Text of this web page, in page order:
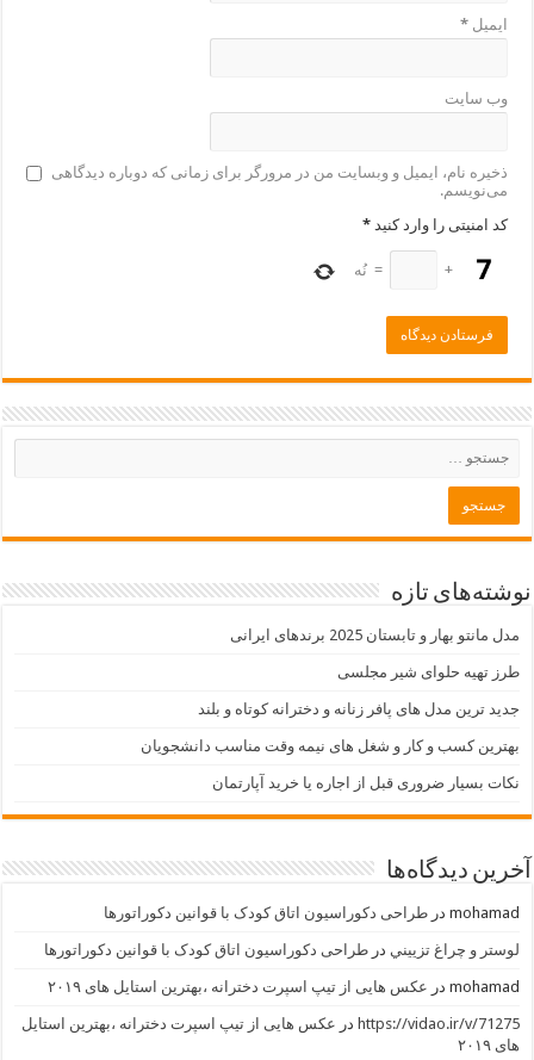
ایمیل*
وب‌ سایت
ذخیره نام، ایمیل و وبسایت من در مرورگر برای زمانی که دوباره دیدگاهی
می‌نویسم.
کد امنیتی را وارد کنید *
+
= نُه
نوشته‌های تازه
مدل مانتو بهار و تابستان 2025 برندهای ایرانی
طرز تهیه حلوای شیر مجلسی
جدید ترین مدل های پافر زنانه و دخترانه کوتاه و بلند
بهترین کسب و کار و شغل های نیمه وقت مناسب دانشجویان
نکات بسیار ضروری قبل از اجاره یا خرید آپارتمان
آخرین دیدگاه‌ها
mohamad درطراحی دکوراسیون اتاق کودک با قوانین دکوراتورها
لوستر و چراغ تزييني درطراحی دکوراسیون اتاق کودک با قوانین دکوراتورها
mohamad در عکس هایی از تیپ اسپرت دخترانه ،بهترین استایل های ۲۰۱۹
https://vidao.ir/v/71275 در عکس هایی از تیپ اسپرت دخترانه ،بهترین استایل
های ۲۰۱۹